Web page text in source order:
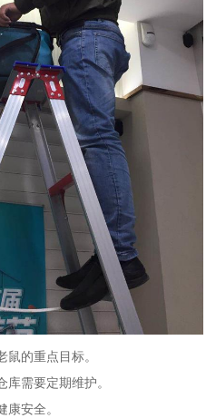
鼠的重点目标。
库需要定期维护。
康安全。